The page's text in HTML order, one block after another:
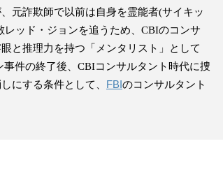
元詐欺師で以前は自身を霊能者(サイキッ
ッド・ジョンを追うため、CBIのコンサ
と推理力を持つ「メンタリスト」として
件の終了後、CBIコンサルタント時代に捜
にする条件として、 FBIのコンサルタント